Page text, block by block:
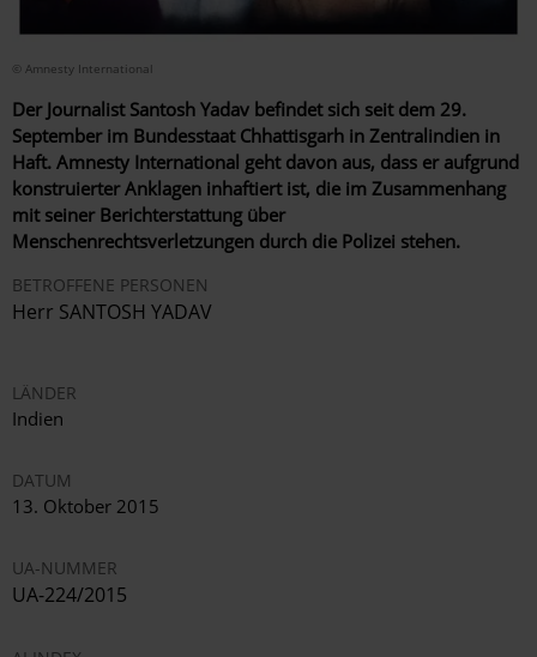
© Amnesty International
Der Journalist Santosh Yadav befindet sich seit dem 29.
September im Bundesstaat Chhattisgarh in Zentralindien in
Haft. Amnesty International geht davon aus, dass er aufgrund
konstruierter Anklagen inhaftiert ist, die im Zusammenhang
mit seiner Berichterstattung über
Menschenrechtsverletzungen durch die Polizei stehen.
BETROFFENE PERSONEN
Herr SANTOSH YADAV
LÄNDER
Indien
DATUM
13. Oktober 2015
UA-NUMMER
UA-224/2015